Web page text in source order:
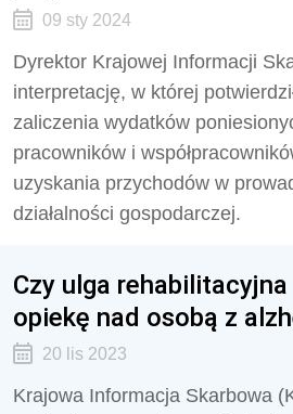
09 sty 2024
Dyrektor Krajowej Informacji
interpretację, w której
zaliczenia wydatków
pracowników i
uzyskania przychodów w
działalności gospodarczej.
Czy ulga
opiekę nad osobą z
20 lis 2023
Krajowa Informacja Skarbowa